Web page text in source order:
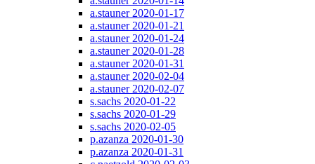
a.stauner 2020-01-17
a.stauner 2020-01-21
a.stauner 2020-01-24
a.stauner 2020-01-28
a.stauner 2020-01-31
a.stauner 2020-02-04
a.stauner 2020-02-07
s.sachs 2020-01-22
s.sachs 2020-01-29
s.sachs 2020-02-05
p.azanza 2020-01-30
p.azanza 2020-01-31